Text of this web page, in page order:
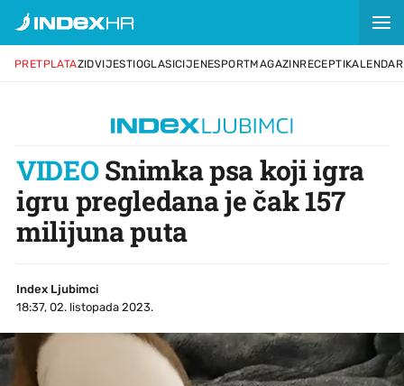
PRETPLATAZIDVIJESTIOGLASICIJENESPORTMAGAZINRECEPTIKALENDAR
VIDEOSnimka psa koji igra
igru pregledana je čak 157
milijuna puta
Index Ljubimci
18:37, 02. listopada 2023.